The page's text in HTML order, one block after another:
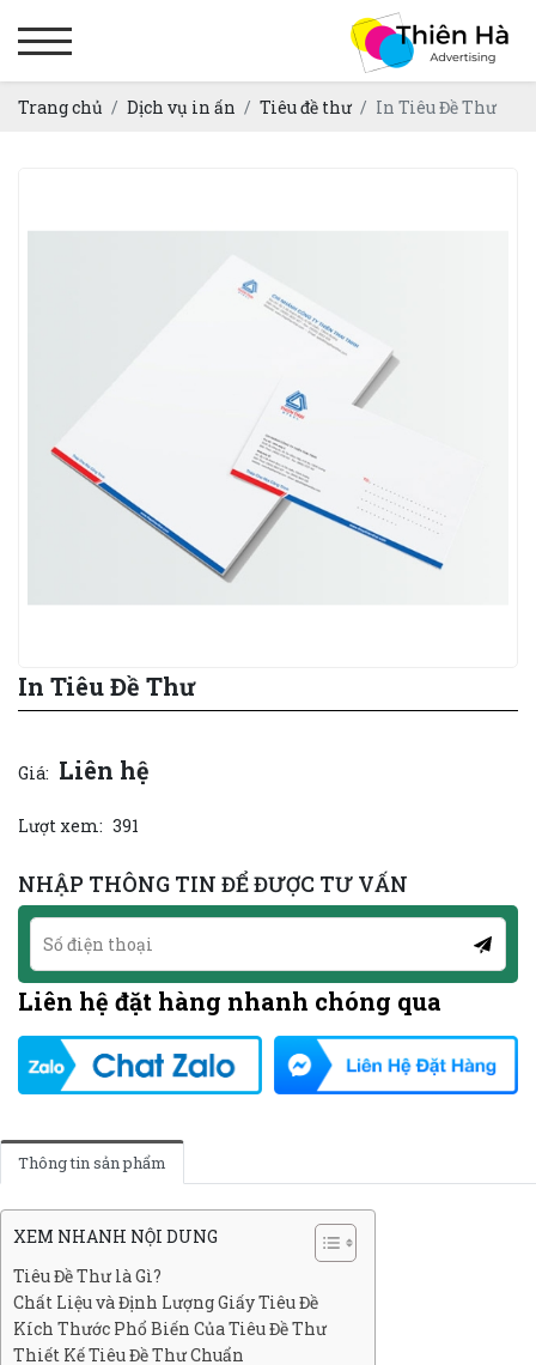
Trang chủ Dịch vụ in ấn Tiêu đề thư In Tiêu Đề Thư
In Tiêu Đề Thư
Giá: Liên hệ
Lượt xem: 391
NHẬP THÔNG TIN ĐỂ ĐƯỢC TƯ VẤN
Liên hệ đặt hàng nhanh chóng qua
Thông tin sản phẩm
XEM NHANH NỘI DUNG
Tiêu Đề Thư là Gì?
Chất Liệu và Định Lượng Giấy Tiêu Đề
Kích Thước Phổ Biến Của Tiêu Đề Thư
Thiết Kế Tiêu Đề Thư Chuẩn